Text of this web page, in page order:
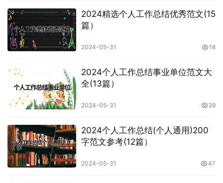
2024精选个人工作总结优秀范文(15
篇）
2024-05-31 18
2024个人工作总结事业单位范文大
全(13篇）
2024-05-31 29
2024个人工作总结(个人通用)200
字范文参考(12篇）
2024-05-31 47